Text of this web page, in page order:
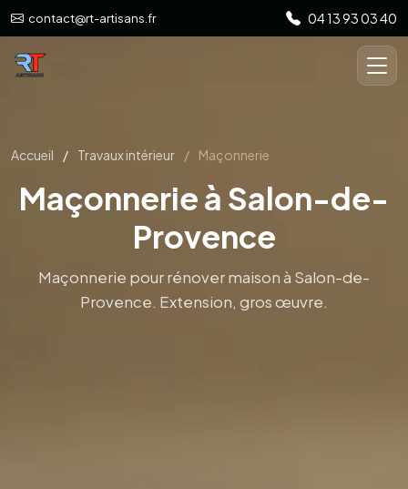
04 13 93 03 40
Maçonnerie pour rénover maison à Salon-de-